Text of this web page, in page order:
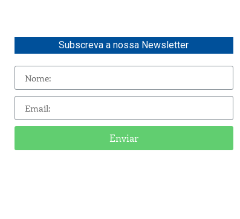
Subscreva a nossa Newsletter
Enviar